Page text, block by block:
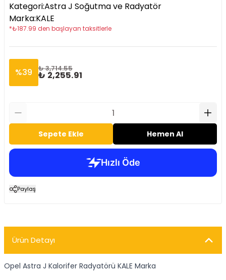
Kategori:Astra J Soğutma ve Radyatör
Marka:KALE
*₺187.99 den başlayan taksitlerle
%39 ₺ 3,714.55
₺ 2,255.91
Sepete Ekle Hemen Al
Paylaş
Ürün Detayı
Opel Astra J Kalorifer Radyatörü KALE Marka